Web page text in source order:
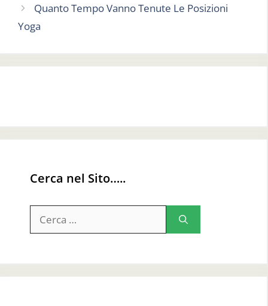
Quanto Tempo Vanno Tenute Le Posizioni
Yoga
Cerca nel Sito…..
per: